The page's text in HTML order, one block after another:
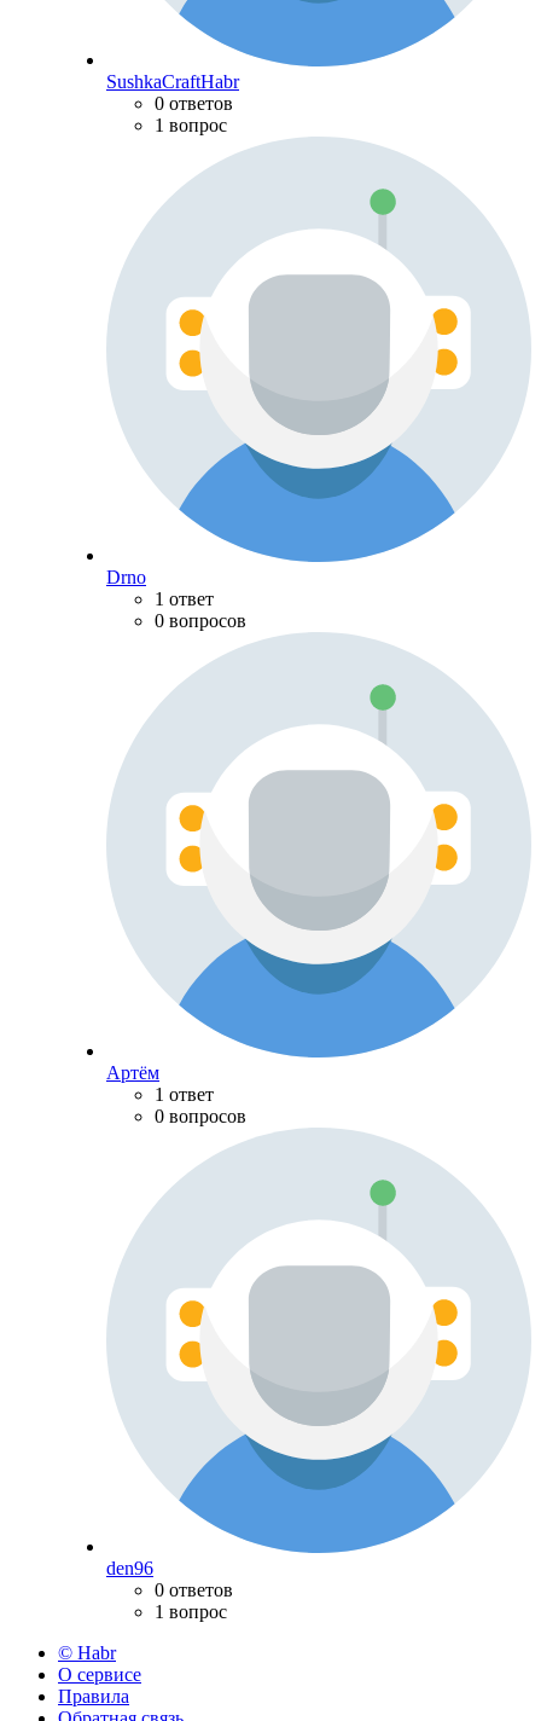
SushkaCraftHabr
0 ответов
1 вопрос
Drno
1 ответ
0 вопросов
Артём
1 ответ
0 вопросов
den96
0 ответов
1 вопрос
© Habr
О сервисе
Правила